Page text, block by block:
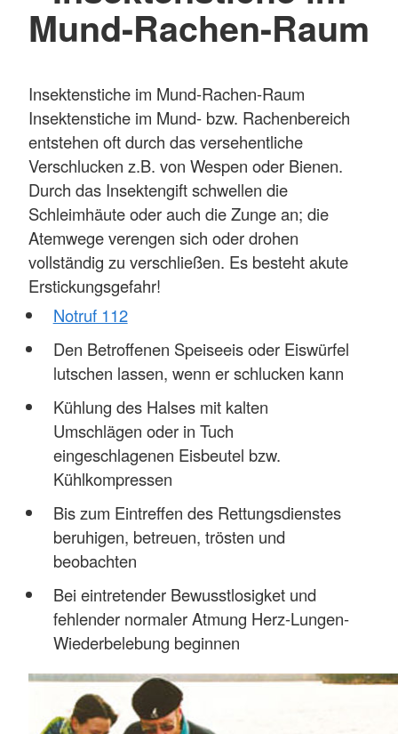
Mund-Rachen-Raum
Insektenstiche im Mund-Rachen-Raum
Insektenstiche im Mund- bzw. Rachenbereich
entstehen oft durch das versehentliche
Verschlucken z.B. von Wespen oder Bienen.
Durch das Insektengift schwellen die
Schleimhäute oder auch die Zunge an; die
Atemwege verengen sich oder drohen
vollständig zu verschließen. Es besteht akute
Erstickungsgefahr!
Notruf 112
Den Betroffenen Speiseeis oder Eiswürfel
lutschen lassen, wenn er schlucken kann
Kühlung des Halses mit kalten
Umschlägen oder in Tuch
eingeschlagenen Eisbeutel bzw.
Kühlkompressen
Bis zum Eintreffen des Rettungsdienstes
beruhigen, betreuen, trösten und
beobachten
Bei eintretender Bewusstlosigket und
fehlender normaler Atmung Herz-Lungen-
Wiederbelebung beginnen